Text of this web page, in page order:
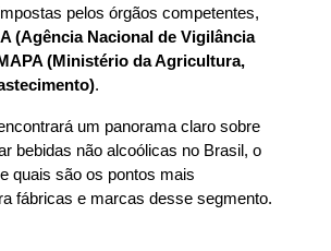
pelos órgãos competentes,
(Agência Nacional de Vigilância
(Ministério da Agricultura,
.
um panorama claro sobre
bebidas não alcoólicas no Brasil, o
quais são os pontos mais
fábricas e marcas desse segmento.